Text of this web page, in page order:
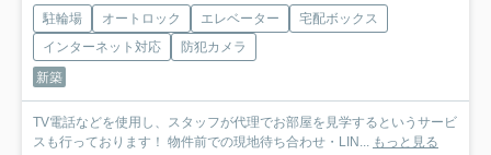
駐輪場 オートロック エレベーター
宅配ボックス
インターネット対応
防犯カメラ
新築
TV電話などを使用し、スタッフが代理でお部屋を見学するというサービ
スも行っております！ 物件前での現地待ち合わせ・LIN...
もっと見る